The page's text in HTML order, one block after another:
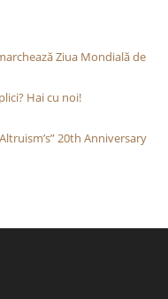
Ziua Mondială de
Hai cu noi!
20th Anniversary